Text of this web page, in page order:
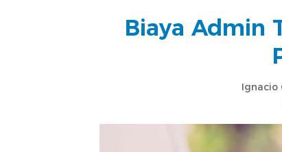
Biaya Admin
Ignacio